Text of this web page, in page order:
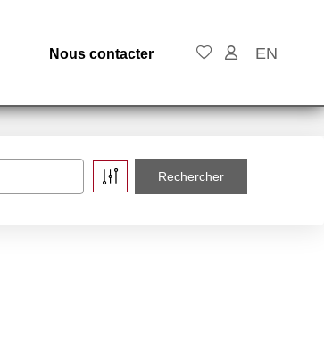
Nous contacter EN